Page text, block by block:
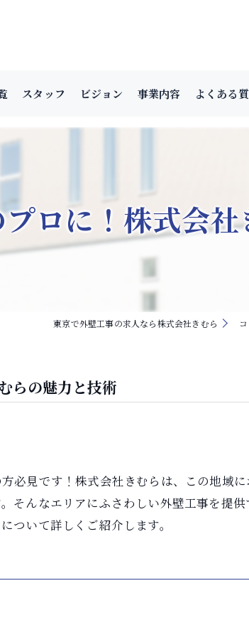
スタッフ ビジョン 事業内容 よくある
ロに！株式会
東京で外壁工事の求人なら株式会社きむら
らの魅力と技術
必見です！株式会社きむらは、この地域
そんなエリアにふさわしい外壁工事を提
ついて詳しくご紹介します。